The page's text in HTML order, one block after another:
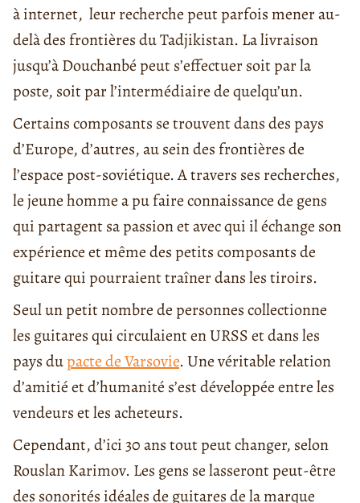
à internet, leur recherche peut parfois mener au-
delà des frontières du Tadjikistan. La livraison
jusqu’à Douchanbé peut s’effectuer soit par la
poste, soit par l’intermédiaire de quelqu’un.
Certains composants se trouvent dans des pays
d’Europe, d’autres, au sein des frontières de
l’espace post-soviétique. A travers ses recherches,
le jeune homme a pu faire connaissance de gens
qui partagent sa passion et avec qui il échange son
expérience et même des petits composants de
guitare qui pourraient traîner dans les tiroirs.
Seul un petit nombre de personnes collectionne
les guitares qui circulaient en URSS et dans les
pays dupacte de Varsovie. Une véritable relation
d’amitié et d’humanité s’est développée entre les
vendeurs et les acheteurs.
Cependant, d’ici 30 ans tout peut changer, selon
Rouslan Karimov. Les gens se lasseront peut-être
des sonorités idéales de guitares de la marque